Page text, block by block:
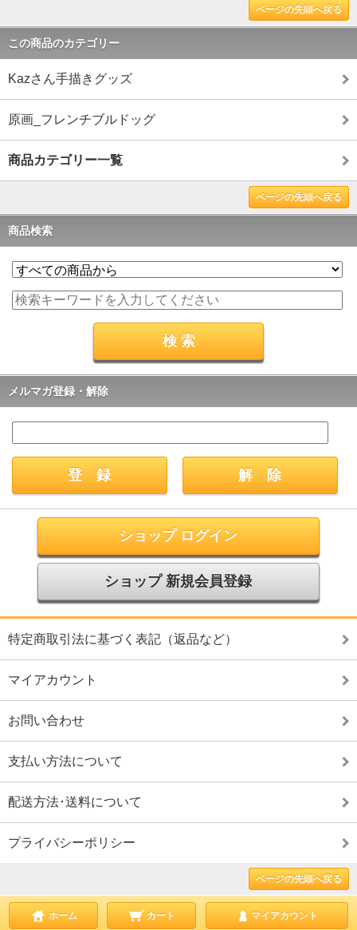
ページの先頭へ戻る
この商品のカテゴリー
Kazさん手描きグッズ
原画_フレンチブルドッグ
商品カテゴリー一覧
ページの先頭へ戻る
商品検索
メルマガ登録・解除
ショップ ログイン
ショップ 新規会員登録
特定商取引法に基づく表記（返品など）
マイアカウント
お問い合わせ
支払い方法について
配送方法･送料について
プライバシーポリシー
ページの先頭へ戻る
ホーム カート マイアカウント